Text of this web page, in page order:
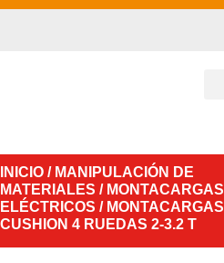
INICIO / MANIPULACIÓN DE
MATERIALES / MONTACARGAS
ELÉCTRICOS /
CUSHION 4 RUEDAS 2-3.2 T